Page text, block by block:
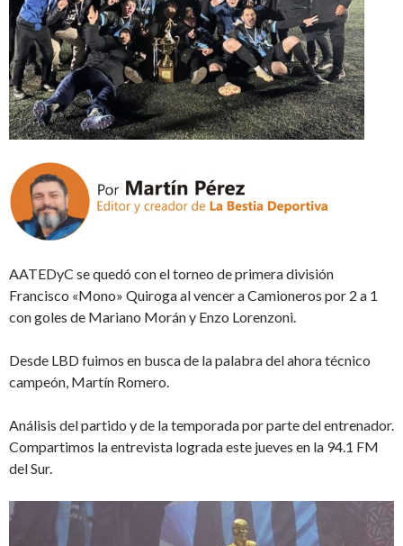
AATEDyC se quedó con el torneo de primera división
Francisco «Mono» Quiroga al vencer a Camioneros por 2 a 1
con goles de Mariano Morán y Enzo Lorenzoni.
Desde LBD fuimos en busca de la palabra del ahora técnico
campeón, Martín Romero.
Análisis del partido y de la temporada por parte del entrenador.
Compartimos la entrevista lograda este jueves en la 94.1 FM
del Sur.